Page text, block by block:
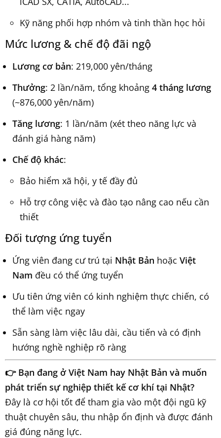
Kỹ năng phối hợp nhóm và tinh thần học hỏi
Mức lương & chế độ đãi ngộ
Lương cơ bản: 219,000 yên/tháng
Thưởng: 2 lần/năm, tổng khoảng 4 tháng lương
(~876,000 yên/năm)
Tăng lương: 1 lần/năm (xét theo năng lực và
đánh giá hàng năm)
Chế độ khác:
Bảo hiểm xã hội, y tế đầy đủ
Hỗ trợ công việc và đào tạo nâng cao nếu cần
thiết
Đối tượng ứng tuyển
Ứng viên đang cư trú tại Nhật Bản hoặc Việt
Nam đều có thể ứng tuyển
Ưu tiên ứng viên có kinh nghiệm thực chiến, có
thể làm việc ngay
Sẵn sàng làm việc lâu dài, cầu tiến và có định
hướng nghề nghiệp rõ ràng
👉 Bạn đang ở Việt Nam hay Nhật Bản và muốn
phát triển sự nghiệp thiết kế cơ khí tại Nhật?
Đây là cơ hội tốt để tham gia vào một đội ngũ kỹ
thuật chuyên sâu, thu nhập ổn định và được đánh
giá đúng năng lực.